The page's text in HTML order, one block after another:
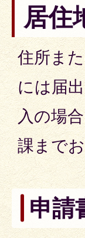
居住
住所ま
には届
入の場
課まで
申請